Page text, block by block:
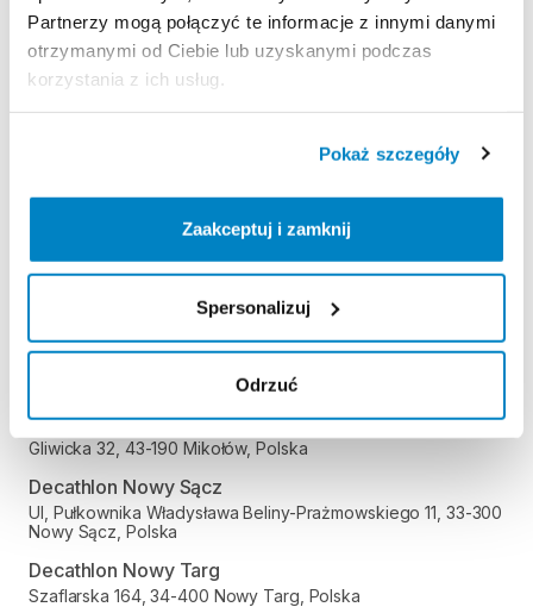
Partnerzy mogą połączyć te informacje z innymi danymi
otrzymanymi od Ciebie lub uzyskanymi podczas
korzystania z ich usług.
Pokaż szczegóły
Zaakceptuj i zamknij
Spersonalizuj
Odrzuć
Decathlon Kielce
Radomska 24, 25-451 Kielce, Polska
Decathlon Legnica
Objazdowa 9, 59-220 Legnica, Polska
Decathlon Lublin Węglin
Gęsia 1, 20-719 Lublin, Polska
Decathlon Lublin Czechów
Aleja Spółdzielczości Pracy 26, 20-147 Lublin, Polska
Decathlon Mikołów
Gliwicka 32, 43-190 Mikołów, Polska
Decathlon Nowy Sącz
Ul, Pułkownika Władysława Beliny-Prażmowskiego 11, 33-300
Nowy Sącz, Polska
Decathlon Nowy Targ
Szaflarska 164, 34-400 Nowy Targ, Polska